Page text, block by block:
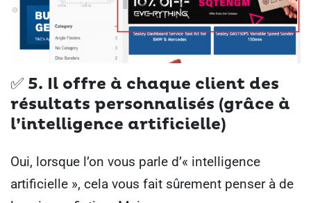
✅ 5. Il offre à chaque client des
résultats personnalisés (grâce à
l’intelligence artificielle)
Oui, lorsque l’on vous parle d’« intelligence
artificielle », cela vous fait sûrement penser à de